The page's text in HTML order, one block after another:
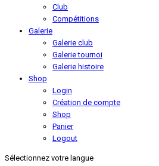
Club
Compétitions
Galerie
Galerie club
Galerie tournoi
Galerie histoire
Shop
Login
Création de compte
Shop
Panier
Logout
Sélectionnez votre langue